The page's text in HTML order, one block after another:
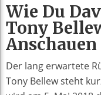
Wie Du
Tony
Der lang erwartete
Tony Bellew steht